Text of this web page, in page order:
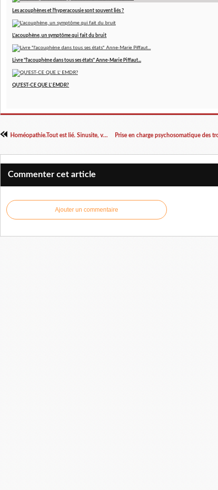
Les acouphènes et l'hyperacousie sont souvent liés ?
L'acouphène, un symptôme qui fait du bruit
Livre "l'acouphène dans tous ses états" Anne-Marie Piffaut...
QU'EST-CE QUE L' EMDR?
Homéopathie.Tout est lié. Sinusite, vaginite, épididymite et oestroprogestatif
Commenter cet article
Ajouter un commentaire